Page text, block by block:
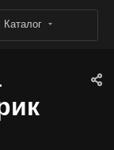
Каталог